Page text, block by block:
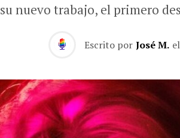
su nuevo trabajo, el primero
Escrito por José M. el